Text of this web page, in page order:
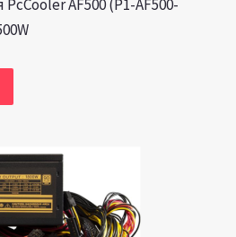
AF500 (P1-AF500-